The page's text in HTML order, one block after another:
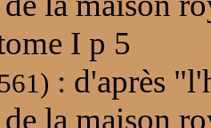
I p 5
: d'après
la maison